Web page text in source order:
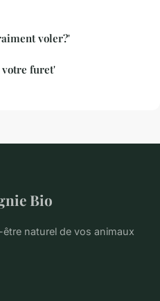
voler?'
votre furet'
Bio
naturel de vos animaux